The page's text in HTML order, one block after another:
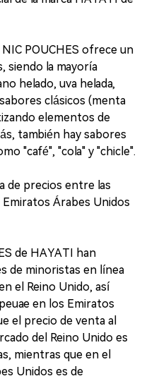
POUCHES ofrece un
siendo la mayoría
helado, uva helada,
clásicos (menta
elementos de
también hay sabores
"café", "cola" y "chicle".
de precios entre las
Árabes Unidos
de HAYATI han
de minoristas en línea
el Reino Unido, así
en los Emiratos
el precio de venta al
del Reino Unido es
mientras que en el
Unidos es de